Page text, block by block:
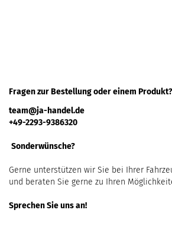
Fragen zur Bestellung oder einem Produkt?
team@ja-handel.de
+49-2293-9386320
Sonderwünsche?
Gerne unterstützen wir Sie bei Ihrer
und beraten Sie gerne zu Ihren
Sprechen Sie uns an!